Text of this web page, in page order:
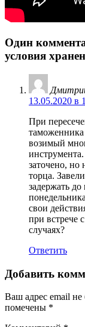
Один
условия
13.05.2020 в
При
таможенника
возимый
заточено, но
торца.
задержать
свои
при встрече
случаях?
Ответить
Добавить
Ваш адрес email не
помечены *